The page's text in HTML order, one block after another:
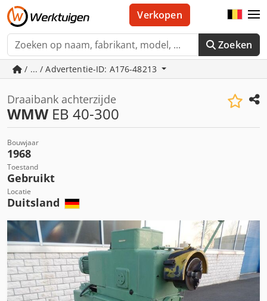
Zoeken
Verkopen
/ ... / Advertentie-ID: A176-48213
Draaibank achterzijde
WMW EB 40-300
Bouwjaar
1968
Toestand
Gebruikt
Locatie
Duitsland